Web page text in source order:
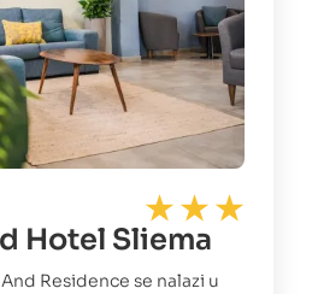
Hotel Sliema
And Residence se nalazi u